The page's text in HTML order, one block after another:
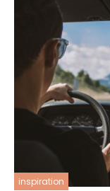
inspiration